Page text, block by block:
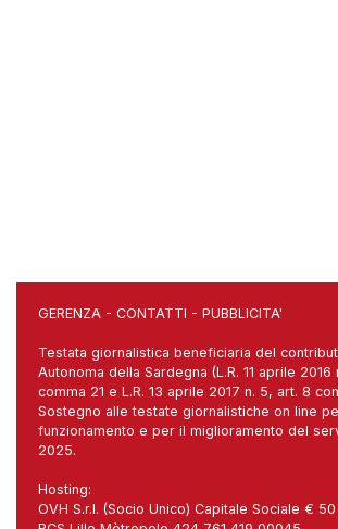
GERENZA - CONTATTI - PUBBLICITA'
Testata giornalistica beneficiaria del
Autonoma della Sardegna (L.R. 11 aprile 2016
comma 21 e L.R. 13 aprile 2017 n. 5, art. 8
Sostegno alle testate giornalistiche on line
funzionamento e per il miglioramento del
2025.
Hosting:
OVH S.r.l. (Socio Unico) Capitale Sociale €